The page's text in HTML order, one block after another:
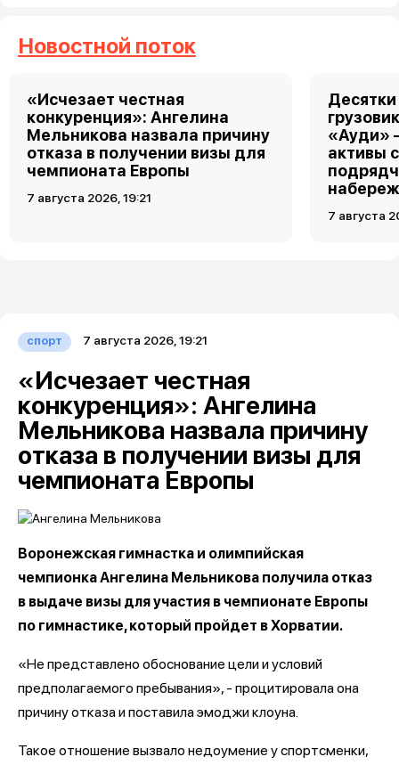
Новостной поток
«Исчезает честная
конкуренция»: Ангелина
Мельникова назвала причину
отказа в получении визы для
чемпионата Европы
7 августа 2026, 19:21
«Ауди»
активы
7 августа
спорт 7 августа 2026, 19:21
«Исчезает честная
конкуренция»: Ангелина
Мельникова назвала причину
отказа в получении визы для
чемпионата Европы
Воронежская гимнастка и олимпийская
чемпионка Ангелина Мельникова получила отказ
в выдаче визы для участия в чемпионате Европы
по гимнастике, который пройдет в Хорватии.
«Не представлено обоснование цели и условий
предполагаемого пребывания», - процитировала она
причину отказа и поставила эмоджи клоуна.
Такое отношение вызвало недоумение у спортсменки,